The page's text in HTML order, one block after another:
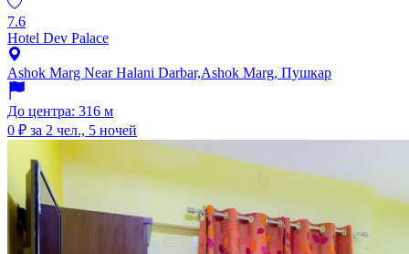
7.6
Hotel Dev Palace
Ashok Marg Near Halani Darbar,Ashok Marg, Пушкар
До центра: 316 м
0 ₽ за 2 чел., 5 ночей